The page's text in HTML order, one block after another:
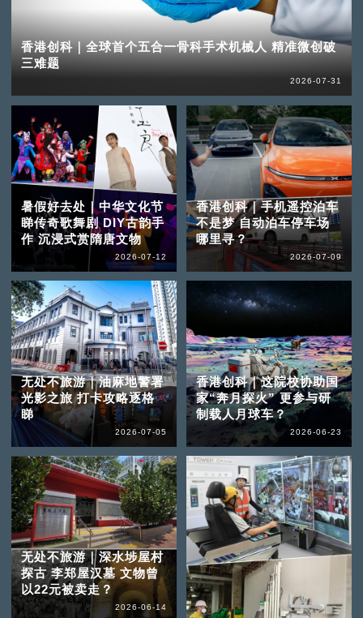
香港创科｜全球首个五合一骨科手术机械人 精准微创破
三难题
2026-07-31
暑假好去处｜中华文化节
睇传奇歌舞剧 DIY古韵手
作 沉浸式赏隋唐文物
2026-07-12
香港创科｜手机遥控泊车
不是梦 自动泊车停车场
哪里寻？
2026-07-09
无处不旅游｜油麻地警署
光影之旅 打卡攻略逐格
睇
2026-07-05
香港创科｜这院校协助国
家“奔月探火” 更参与研
制载人月球车？
2026-06-23
无处不旅游｜深水埗屋村
探古 李郑屋汉墓 文物曾
以22元被卖走？
2026-06-14